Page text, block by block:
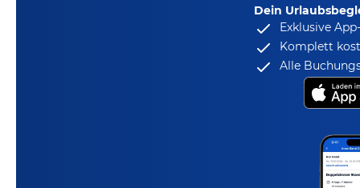
Dein
Exklusive
Komplett
Alle